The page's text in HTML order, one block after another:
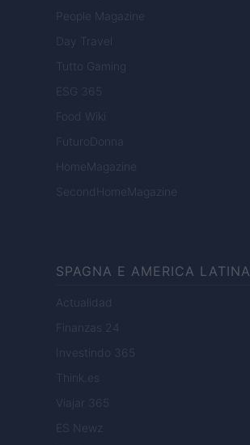
People Magazine
Day Travel
Tutto Gaming
ESG 365
Food Wiki
FuturoDonna
HomeMagazine
SecondHomeMagazine
SPAGNA E AMERICA LATINA
Actualidad
Finanzas 24
Investindo 365
Think.es
Viajar 365
ES Newz